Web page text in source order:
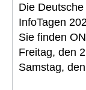
Die
InfoTagen
Sie finden
Freitag, den
Samstag,